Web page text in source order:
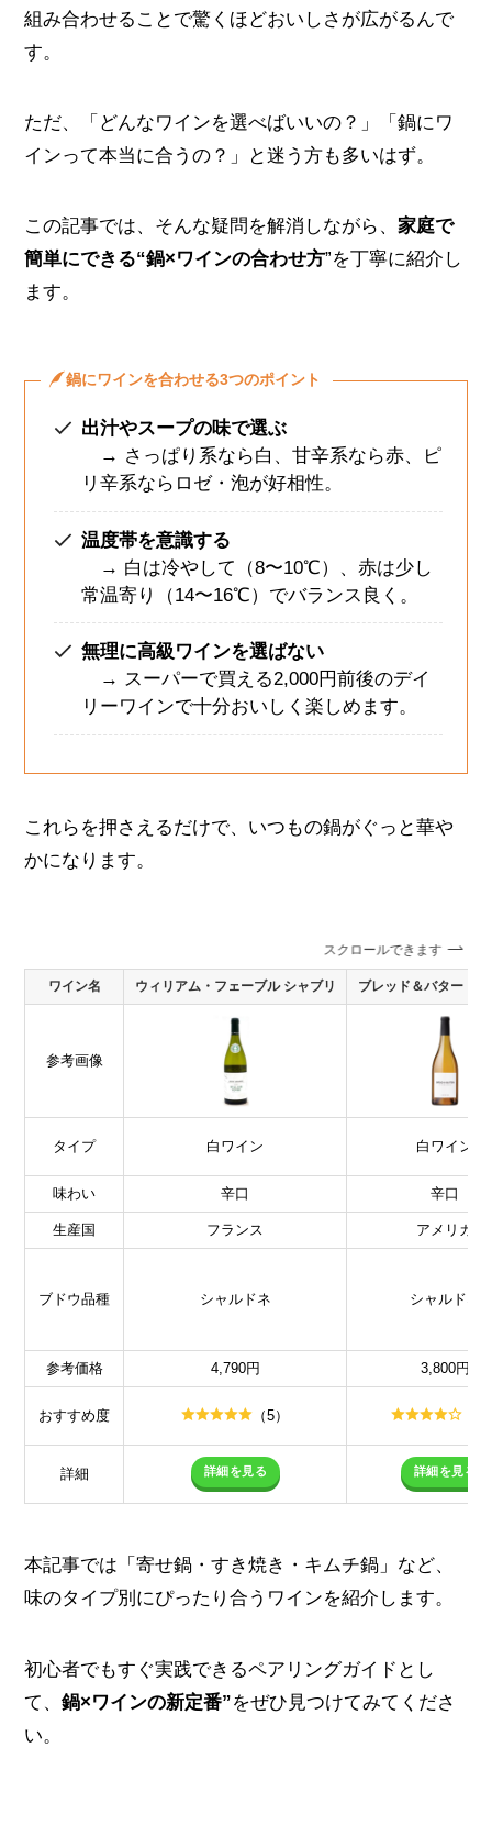
組み合わせることで驚くほどおいしさが広がるんで
す。
ただ、「どんなワインを選べばいいの？」「鍋にワ
インって本当に合うの？」と迷う方も多いはず。
この記事では、そんな疑問を解消しながら、家庭で
簡単にできる“鍋×ワインの合わせ方”を丁寧に紹介し
ます。
鍋にワインを合わせる3つのポイント
出汁やスープの味で選ぶ
→ さっぱり系なら白、甘辛系なら赤、ピ
リ辛系ならロゼ・泡が好相性。
温度帯を意識する
→ 白は冷やして（8〜10℃）、赤は少し
常温寄り（14〜16℃）でバランス良く。
無理に高級ワインを選ばない
→ スーパーで買える2,000円前後のデイ
リーワインで十分おいしく楽しめます。
これらを押さえるだけで、いつもの鍋がぐっと華や
かになります。
スクロールできます
ワイン名 ウィリアム・フェーブル シャブリ ブレッド＆バター シ
参考画像
タイプ 白ワイン 白ワイン
味わい 辛口 辛口
生産国 フランス アメリカ
ブドウ品種 シャルドネ シャルドネ
参考価格 4,790円 3,800円
おすすめ度 （5）
詳細 詳細を見る 詳細を見る
本記事では「寄せ鍋・すき焼き・キムチ鍋」など、
味のタイプ別にぴったり合うワインを紹介します。
初心者でもすぐ実践できるペアリングガイドとし
て、鍋×ワインの新定番”をぜひ見つけてみてくださ
い。